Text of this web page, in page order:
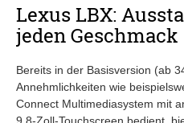
Lexus LBX:
jeden Geschmack
Bereits in der Basisversion (ab
Annehmlichkeiten wie
Connect Multimediasystem mit
9,8-Zoll-Touchscreen bedient,